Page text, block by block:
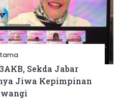
Sekda Jabar
Jiwa Kepimpinan